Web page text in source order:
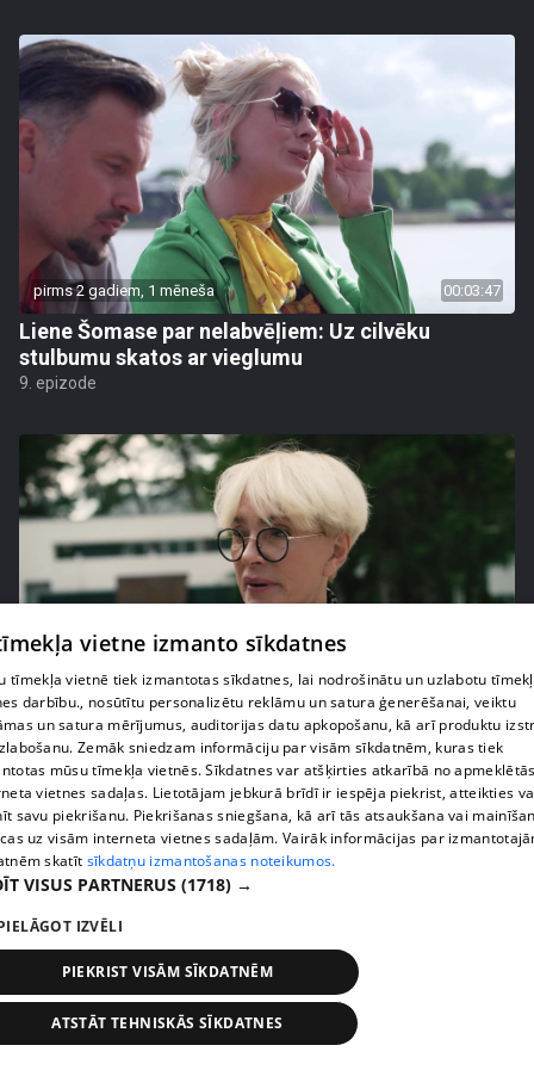
pirms 2 gadiem, 1 mēneša 00:03:47
Liene Šomase par nelabvēļiem: Uz cilvēku
stulbumu skatos ar vieglumu
9. epizode
pirms 2 gadiem, 1 mēneša 00:02:31
Cik izmaksājusi Laimas Vaikules dārgākā tikšanās
restorānā?
vietne izmanto sīkdatnes
tīmekļa vietnē tiek izmantotas sīkdatnes, lai nodrošinātu un uzlabotu
darbību., nosūtītu personalizētu reklāmu un satura ģenerēšanai, veiktu
un satura mērījumus, auditorijas datu apkopošanu, kā arī produktu
Zemāk sniedzam informāciju par visām sīkdatnēm, kuras tiek
mūsu tīmekļa vietnēs. Sīkdatnes var atšķirties atkarībā no
vietnes sadaļas. Lietotājam jebkurā brīdī ir iespēja piekrist, atteikties
savu piekrišanu. Piekrišanas sniegšana, kā arī tās atsaukšana vai
uz visām interneta vietnes sadaļām. Vairāk informācijas par
skatīt sīkdatņu izmantošanas noteikumos.
VISUS PARTNERUS (1718) →
IZVĒLI
PIEKRIST VISĀM SĪKDATNĒM
ATSTĀT TEHNISKĀS SĪKDATNES